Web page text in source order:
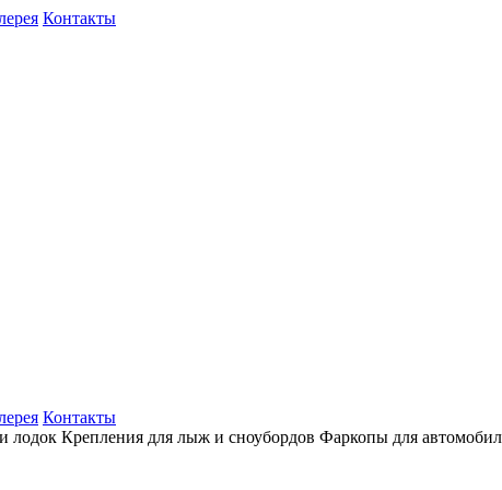
Контакты
Контакты
лодок Крепления для лыж и сноубордов Фаркопы для